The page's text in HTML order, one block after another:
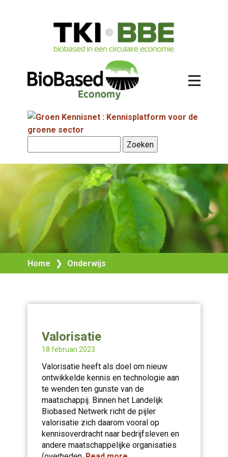
Home ❯ Onderwijs
Valorisatie
18 februari 2023
Valorisatie heeft als doel om nieuw
ontwikkelde kennis en technologie aan
te wenden ten gunste van de
maatschappij. Binnen het Landelijk
Biobased Netwerk richt de pijler
valorisatie zich daarom vooral op
kennisoverdracht naar bedrijfsleven en
andere maatschappelijke organisaties